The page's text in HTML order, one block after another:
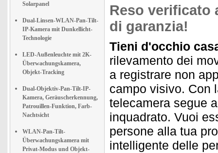
Solarpanel
Dual-Linsen-WLAN-Pan-Tilt-
IP-Kamera mit Dunkellicht-
Technologie
LED-Außenleuchte mit 2K-
Überwachungskamera,
Objekt-Tracking
Dual-Objektiv-Pan-Tilt-IP-
Kamera, Geräuscherkennung,
Patrouillen-Funktion, Farb-
Nachtsicht
WLAN-Pan-Tilt-
Überwachungskamera mit
Privat-Modus und Objekt-
Reso verificato
di garanzia!
Tieni d'occhio
rilevamento dei
a registrare non
campo visivo. Con
telecamera segue
inquadrato. Vuoi
persone alla tua
intelligente delle